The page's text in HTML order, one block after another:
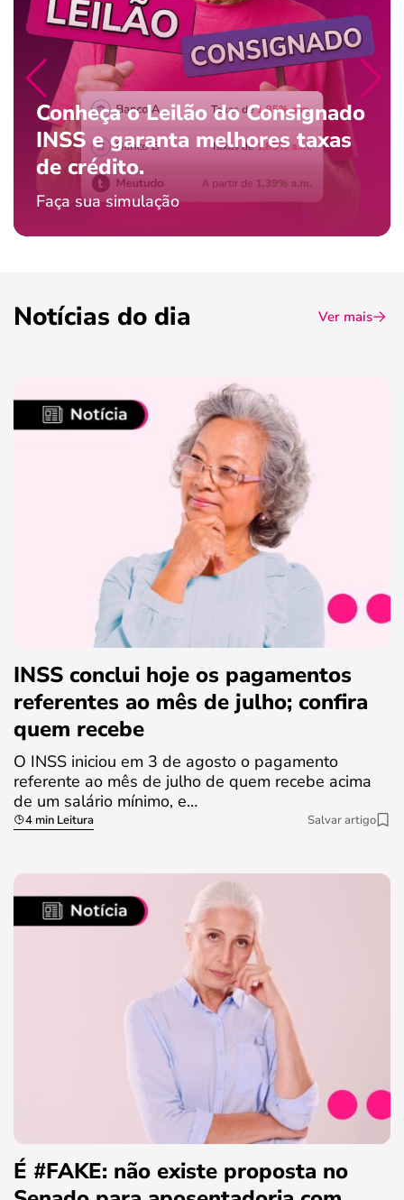
Conheça o Leilão do Consignado
INSS e garanta melhores taxas
de crédito.
Faça sua simulação
Notícias do dia Ver mais
INSS conclui hoje os pagamentos
referentes ao mês de julho; confira
quem recebe
O INSS iniciou em 3 de agosto o pagamento
referente ao mês de julho de quem recebe acima
de um salário mínimo, e…
4 min Leitura Salvar artigo
É #FAKE: não existe proposta no